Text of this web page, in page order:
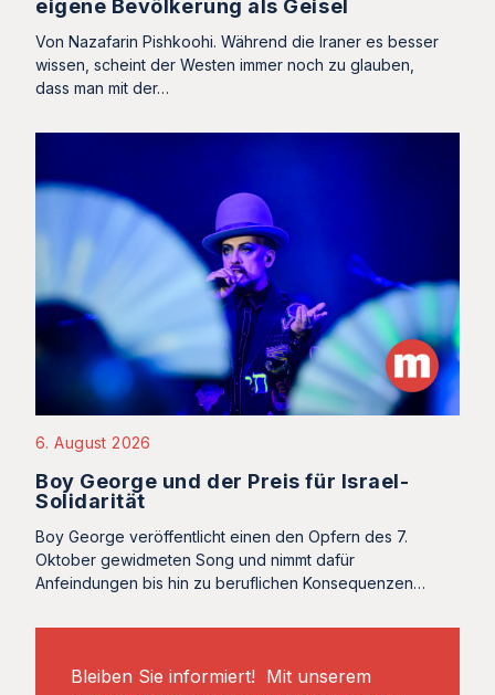
eigene Bevölkerung als Geisel
Von Nazafarin Pishkoohi. Während die Iraner es besser
wissen, scheint der Westen immer noch zu glauben,
dass man mit der…
6. August 2026
Boy George und der Preis für Israel-
Solidarität
Boy George veröffentlicht einen den Opfern des 7.
Oktober gewidmeten Song und nimmt dafür
Anfeindungen bis hin zu beruflichen Konsequenzen…
Bleiben Sie informiert! Mit unserem